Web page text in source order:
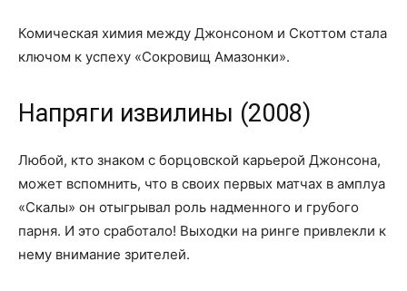
Комическая химия между Джонсоном и Скоттом стала
ключом к успеху «Сокровищ Амазонки».
Напряги извилины (2008)
Любой, кто знаком с борцовской карьерой Джонсона,
может вспомнить, что в своих первых матчах в амплуа
«Скалы» он отыгрывал роль надменного и грубого
парня. И это сработало! Выходки на ринге привлекли к
нему внимание зрителей.